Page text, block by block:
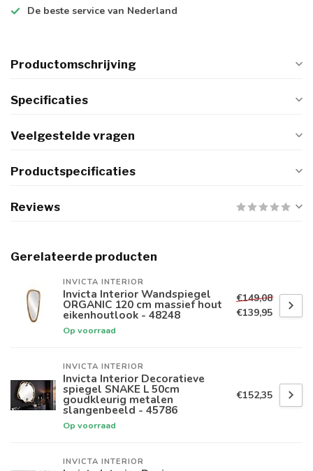
De beste service van Nederland
Productomschrijving
Specificaties
Veelgestelde vragen
Productspecificaties
Reviews
Gerelateerde producten
INVICTA INTERIOR
Invicta Interior Wandspiegel
ORGANIC 120 cm massief hout
eikenhoutlook - 48248
Op voorraad
€149,08
€139,95
INVICTA INTERIOR
Invicta Interior Decoratieve
spiegel SNAKE L 50cm
goudkleurig metalen
slangenbeeld - 45786
Op voorraad
€152,35
INVICTA INTERIOR